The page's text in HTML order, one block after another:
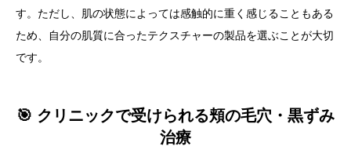
す。ただし、肌の状態によっては感触的に重く感じることもある
ため、自分の肌質に合ったテクスチャーの製品を選ぶことが大切
です。
🎯 クリニックで受けられる頬の毛穴・黒ずみ
治療